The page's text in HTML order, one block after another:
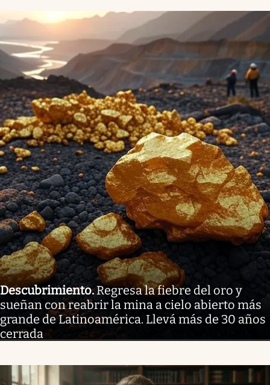
Descubrimiento.Regresa la fiebre del oro y
sueñan con reabrir la mina a cielo abierto más
grande de Latinoamérica. Llevá más de 30 años
cerrada